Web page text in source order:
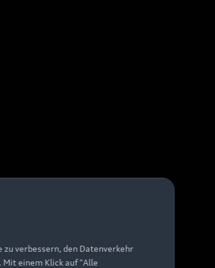
verbessern, den Datenverkehr
einem Klick auf "Alle